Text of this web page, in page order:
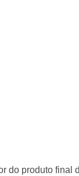
do produto final